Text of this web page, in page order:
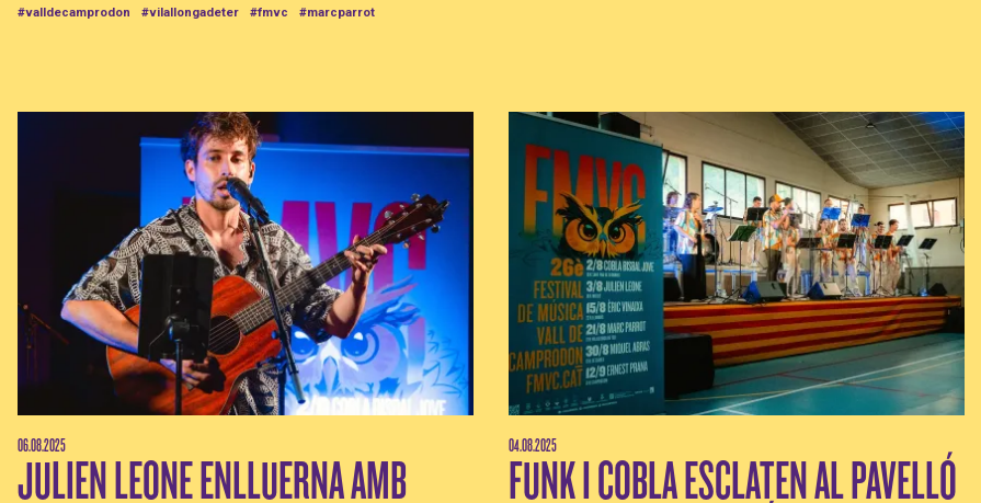
#valldecamprodon #vilallongadeter #fmvc #marcparrot
06.08.2025
JULIEN LEONE ENLLUERNA AMB
04.08.2025
FUNK I COBLA ESCLATEN AL PAVELLÓ